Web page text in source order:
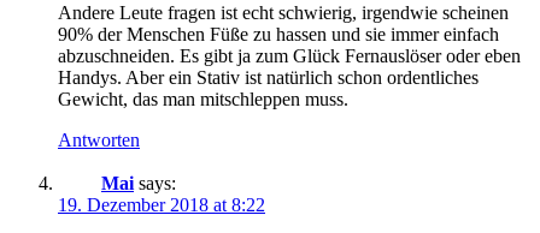
Andere Leute fragen ist echt schwierig, irgendwie scheinen
90% der Menschen Füße zu hassen und sie immer einfach
abzuschneiden. Es gibt ja zum Glück Fernauslöser oder eben
Handys. Aber ein Stativ ist natürlich schon ordentliches
Gewicht, das man mitschleppen muss.
Antworten
Mai says:
19. Dezember 2018 at 8:22